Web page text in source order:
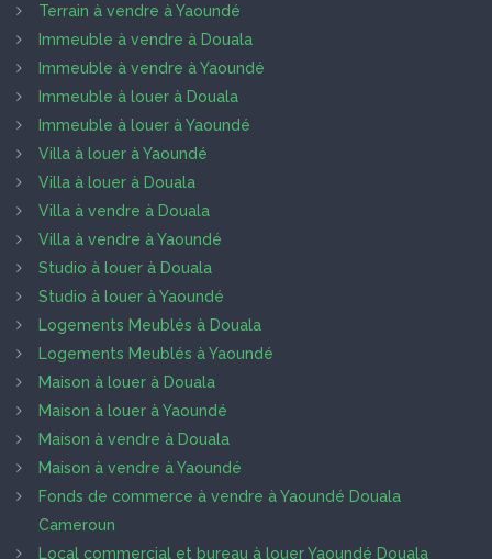
Terrain à vendre à Yaoundé
Immeuble à vendre à Douala
Immeuble à vendre à Yaoundé
Immeuble à louer à Douala
Immeuble à louer à Yaoundé
Villa à louer à Yaoundé
Villa à louer à Douala
Villa à vendre à Douala
Villa à vendre à Yaoundé
Studio à louer à Douala
Studio à louer à Yaoundé
Logements Meublés à Douala
Logements Meublés à Yaoundé
Maison à louer à Douala
Maison à louer à Yaoundé
Maison à vendre à Douala
Maison à vendre à Yaoundé
Fonds de commerce à vendre à Yaoundé Douala
Cameroun
Local commercial et bureau à louer Yaoundé Douala